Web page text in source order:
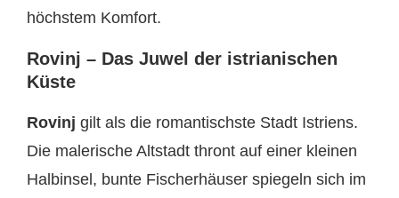
höchstem Komfort.
Rovinj – Das Juwel der istrianischen
Küste
Rovinj gilt als die romantischste Stadt Istriens.
Die malerische Altstadt thront auf einer kleinen
Halbinsel, bunte Fischerhäuser spiegeln sich im